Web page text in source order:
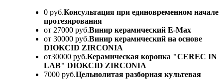
0 руб.Консультация при единовременном начале
протезирования
от 27000 руб.Винир керамический E-Max
от 30000 руб.Винир керамический на основе
DIOKCID ZIRCONIA
от30000 руб.Керамическая коронка "CEREC IN
LAB" DIOKCID ZIRCONIA
7000 руб.Цельнолитая разборная культевая